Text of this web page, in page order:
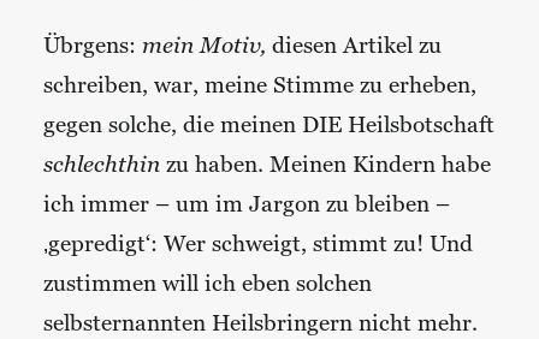
Übrgens: mein Motiv, diesen Artikel zu
schreiben, war, meine Stimme zu erheben,
gegen solche, die meinen DIE Heilsbotschaft
schlechthin zu haben. Meinen Kindern habe
ich immer – um im Jargon zu bleiben –
‚gepredigt‘: Wer schweigt, stimmt zu! Und
zustimmen will ich eben solchen
selbsternannten Heilsbringern nicht mehr.